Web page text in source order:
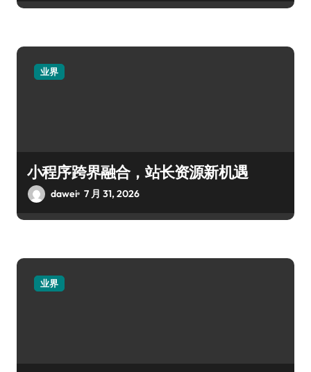
业界
小程序跨界融合，站长资源新机遇
dawei 7 月 31, 2026
业界